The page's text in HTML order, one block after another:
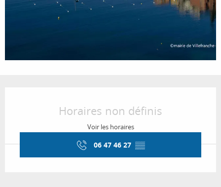
Horaires non définis
Voir les horaires
06 47 46 27 ▒▒